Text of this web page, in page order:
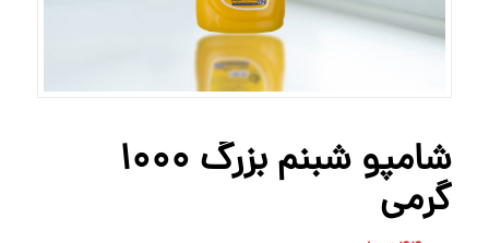
شامپو شبنم بزرگ 1000
گرمی